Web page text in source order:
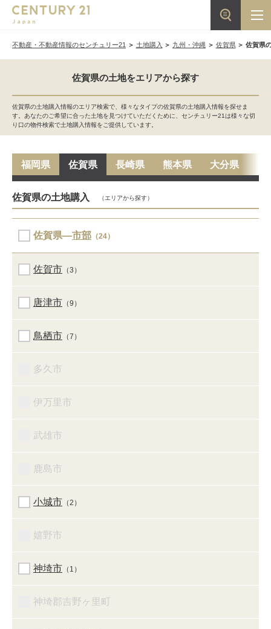
不動産・不動産情報のセンチュリー21 土地購入 九州・沖縄 佐賀県 佐賀県
佐賀県の土地をエリアから探す
佐賀県の土地購入情報のエリア検索で、様々なタイプの佐賀県の土地購入情報を探せま
す。あなたのご希望に合った土地を見つけていただくために、センチュリー21は様々な切
り口の物件検索で土地購入情報をご提供しています。
福岡県 佐賀県 長崎県 熊本県 大分県
佐賀県の土地購入 （エリアから探す）
佐賀県―市部 （24）
佐賀市 （3）
唐津市 （9）
鳥栖市 （7）
多久市
伊万里市
武雄市
鹿島市
小城市 （2）
嬉野市
神埼市 （1）
神埼郡吉野ヶ里町